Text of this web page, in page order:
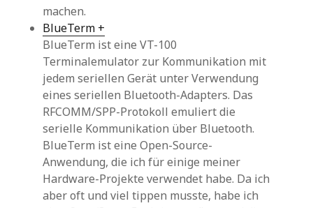
machen.
BlueTerm +
BlueTerm ist eine VT-100
Terminalemulator zur Kommunikation mit
jedem seriellen Gerät unter Verwendung
eines seriellen Bluetooth-Adapters. Das
RFCOMM/SPP-Protokoll emuliert die
serielle Kommunikation über Bluetooth.
BlueTerm ist eine Open-Source-
Anwendung, die ich für einige meiner
Hardware-Projekte verwendet habe. Da ich
aber oft und viel tippen musste, habe ich